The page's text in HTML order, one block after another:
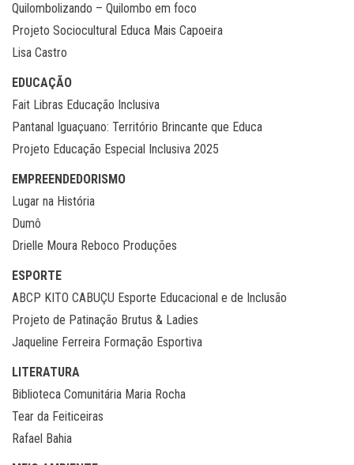
Quilombolizando – Quilombo em foco
Projeto Sociocultural Educa Mais Capoeira
Lisa Castro
EDUCAÇÃO
Fait Libras Educação Inclusiva
Pantanal Iguaçuano: Território Brincante que Educa
Projeto Educação Especial Inclusiva 2025
EMPREENDEDORISMO
Lugar na História
Dumô
Drielle Moura Reboco Produções
ESPORTE
ABCP KITO CABUÇU Esporte Educacional e de Inclusão
Projeto de Patinação Brutus & Ladies
Jaqueline Ferreira Formação Esportiva
LITERATURA
Biblioteca Comunitária Maria Rocha
Tear da Feiticeiras
Rafael Bahia